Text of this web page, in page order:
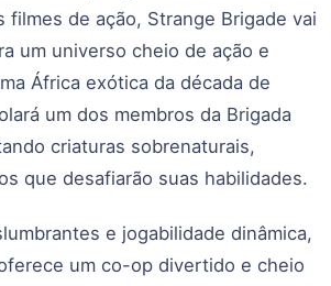
filmes de ação, Strange Brigade vai
um universo cheio de ação e
África exótica da década de
um dos membros da Brigada
criaturas sobrenaturais,
que desafiarão suas habilidades.
e jogabilidade dinâmica,
um co-op divertido e cheio